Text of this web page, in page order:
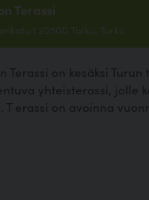
Terassi
1 20500 Turku, Turku
Terassi on kesäksi Turun
yhteisterassi, jolle
erassi on avoinna